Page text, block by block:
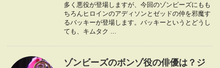
多く悪役が登場しますが、今回のゾンビーズにもも
ちろんヒロインのアディソンとゼッドの仲を邪魔す
るバッキーが登場します。バッキーというとどうし
ても、キムタク ...
ゾンビーズのボンゾ役の俳優は？ジ